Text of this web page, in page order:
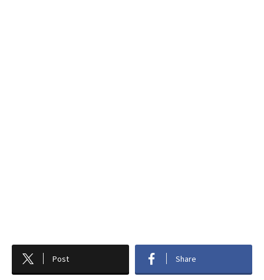
Post Share